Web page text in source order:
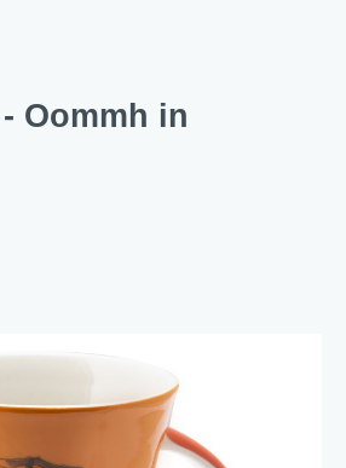
Oommh in